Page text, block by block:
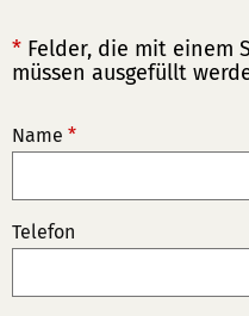
* Felder, die mit einem
müssen ausgefüllt
Name *
Telefon